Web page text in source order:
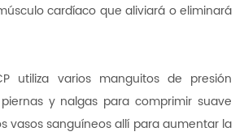
cardíaco que aliviará o eliminará
utiliza varios manguitos de presión
y nalgas para comprimir suave
vasos sanguíneos allí para aumentar la